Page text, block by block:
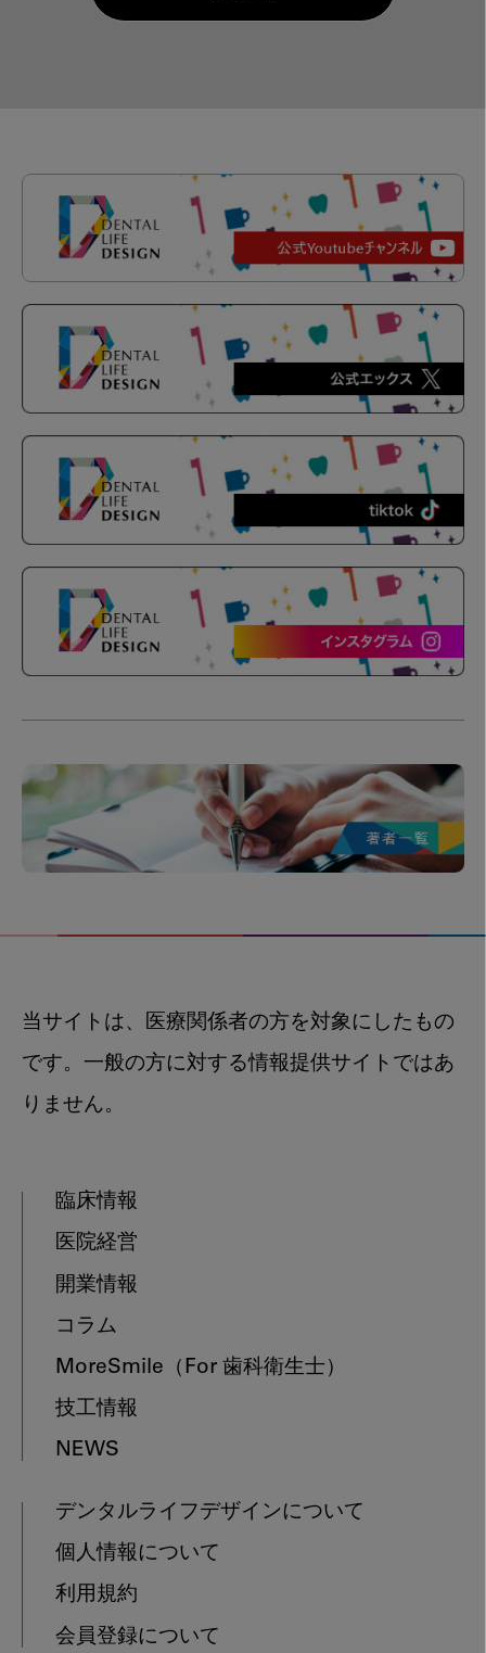
当サイトは、医療関係者の方を対象にしたもの
です。一般の方に対する情報提供サイトではあ
りません。
臨床情報
医院経営
開業情報
コラム
MoreSmile （For 歯科衛生士）
技工情報
NEWS
デンタルライフデザインについて
個人情報について
利用規約
会員登録について